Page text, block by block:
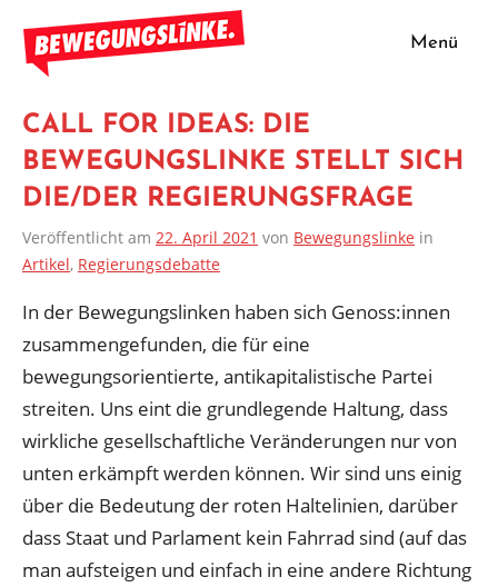
Inhalt
springen
Bewegungslinke
Menü
CALL FOR IDEAS: DIE
BEWEGUNGSLINKE STELLT SICH
DIE/DER REGIERUNGSFRAGE
Veröffentlicht am 22. April 2021 von Bewegungslinke in
Artikel, Regierungsdebatte
In der Bewegungslinken haben sich Genoss:innen
zusammengefunden, die für eine
bewegungsorientierte, antikapitalistische Partei
streiten. Uns eint die grundlegende Haltung, dass
wirkliche gesellschaftliche Veränderungen nur von
unten erkämpft werden können. Wir sind uns einig
über die Bedeutung der roten Haltelinien, darüber
dass Staat und Parlament kein Fahrrad sind (auf das
man aufsteigen und einfach in eine andere Richtung